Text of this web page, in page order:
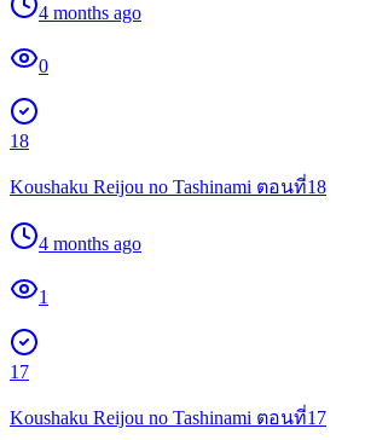
4 months ago
0
18
Koushaku Reijou no Tashinami ตอนที่18
4 months ago
1
17
Koushaku Reijou no Tashinami ตอนที่17